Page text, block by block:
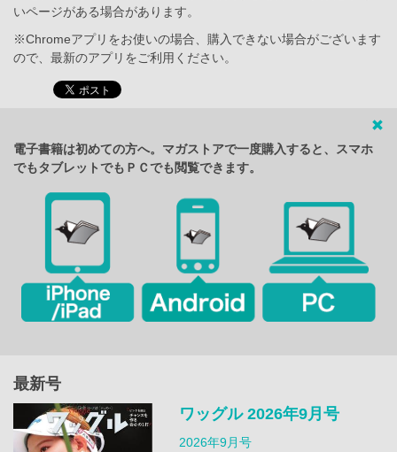
いページがある場合があります。
※Chromeアプリをお使いの場合、購入できない場合がございます
ので、最新のアプリをご利用ください。
電子書籍は初めての方へ。マガストアで一度購入すると、スマホ
でもタブレットでもＰＣでも閲覧できます。
最新号
ワッグル 2026年9月号
2026年9月号